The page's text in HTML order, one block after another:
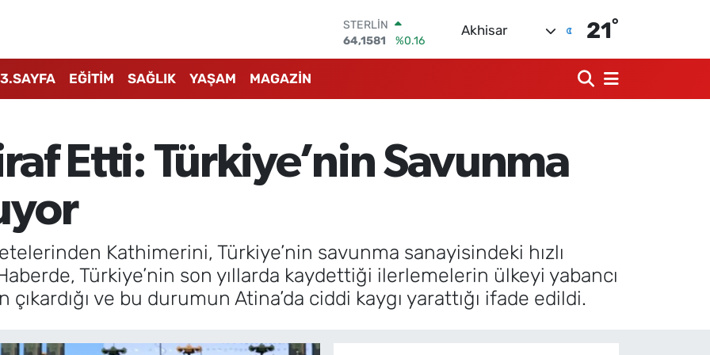
STERLİN
64,1581
%0.16
13.703
%11
DOLAR
47,5894
%0.08
EURO
Akhisar 21°
3.SAYFA EĞİTİM SAĞLIK YAŞAM MAGAZİN
Etti: Türkiye’nin Savunma
Kathimerini, Türkiye’nin savunma sanayisindeki hızlı
Türkiye’nin son yıllarda kaydettiği ilerlemelerin ülkeyi yabancı
çıkardığı ve bu durumun Atina’da ciddi kaygı yarattığı ifade edildi.